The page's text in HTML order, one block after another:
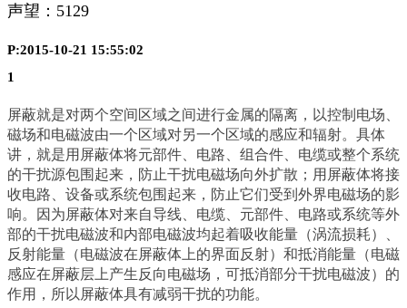
声望： 5129
P:2015-10-21 15:55:02
1
屏蔽就是对两个空间区域之间进行金属的隔离，以控制电场、
磁场和电磁波由一个区域对另一个区域的感应和辐射。具体
讲，就是用屏蔽体将元部件、电路、组合件、电缆或整个系统
的干扰源包围起来，防止干扰电磁场向外扩散；用屏蔽体将接
收电路、设备或系统包围起来，防止它们受到外界电磁场的影
响。因为屏蔽体对来自导线、电缆、元部件、电路或系统等外
部的干扰电磁波和内部电磁波均起着吸收能量（涡流损耗）、
反射能量（电磁波在屏蔽体上的界面反射）和抵消能量（电磁
感应在屏蔽层上产生反向电磁场，可抵消部分干扰电磁波）的
作用，所以屏蔽体具有减弱干扰的功能。